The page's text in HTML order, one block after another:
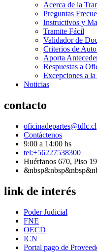
Acerca de la
Preguntas
Instructivos y
Tramite Fácil
Validador de
Criterios de
Aporta
Respuestas a
Excepciones a
Noticias
contacto
oficinadepartes@tdlc.cl
Contáctenos
9:00 a 14:00 hs
tel:+56227538300
Huérfanos 670, Piso 19
link de interés
Poder Judicial
FNE
OECD
ICN
Portal pago de